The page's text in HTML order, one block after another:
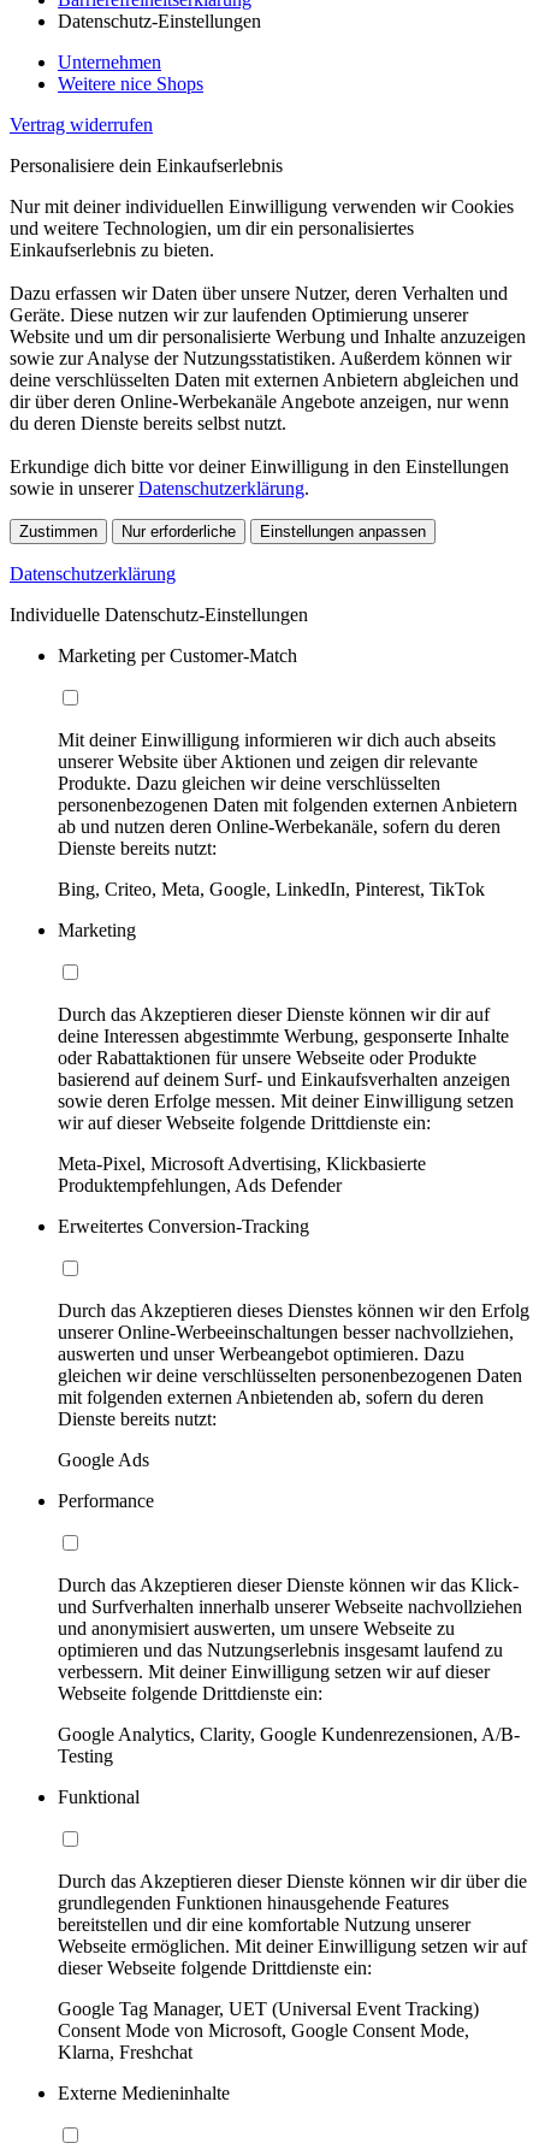
Datenschutz-Einstellungen
Unternehmen
Weitere nice Shops
Vertrag widerrufen
Personalisiere dein Einkaufserlebnis
Nur mit deiner individuellen Einwilligung verwenden wir Cookies
und weitere Technologien, um dir ein personalisiertes
Einkaufserlebnis zu bieten.
Dazu erfassen wir Daten über unsere Nutzer, deren Verhalten und
Geräte. Diese nutzen wir zur laufenden Optimierung unserer
Website und um dir personalisierte Werbung und Inhalte anzuzeigen
sowie zur Analyse der Nutzungsstatistiken. Außerdem können wir
deine verschlüsselten Daten mit externen Anbietern abgleichen und
dir über deren Online-Werbekanäle Angebote anzeigen, nur wenn
du deren Dienste bereits selbst nutzt.
Erkundige dich bitte vor deiner Einwilligung in den Einstellungen
sowie in unsererDatenschutzerklärung.
Zustimmen Nur erforderliche Einstellungen anpassen
Datenschutzerklärung
Individuelle Datenschutz-Einstellungen
Marketing per Customer-Match
Mit deiner Einwilligung informieren wir dich auch abseits
unserer Website über Aktionen und zeigen dir relevante
Produkte. Dazu gleichen wir deine verschlüsselten
personenbezogenen Daten mit folgenden externen Anbietern
ab und nutzen deren Online-Werbekanäle, sofern du deren
Dienste bereits nutzt:
Bing, Criteo, Meta, Google, LinkedIn, Pinterest, TikTok
Marketing
Durch das Akzeptieren dieser Dienste können wir dir auf
deine Interessen abgestimmte Werbung, gesponserte Inhalte
oder Rabattaktionen für unsere Webseite oder Produkte
basierend auf deinem Surf- und Einkaufsverhalten anzeigen
sowie deren Erfolge messen. Mit deiner Einwilligung setzen
wir auf dieser Webseite folgende Drittdienste ein:
Meta-Pixel, Microsoft Advertising, Klickbasierte
Produktempfehlungen, Ads Defender
Erweitertes Conversion-Tracking
Durch das Akzeptieren dieses Dienstes können wir den Erfolg
unserer Online-Werbeeinschaltungen besser nachvollziehen,
auswerten und unser Werbeangebot optimieren. Dazu
gleichen wir deine verschlüsselten personenbezogenen Daten
mit folgenden externen Anbietenden ab, sofern du deren
Dienste bereits nutzt:
Google Ads
Performance
Durch das Akzeptieren dieser Dienste können wir das Klick-
und Surfverhalten innerhalb unserer Webseite nachvollziehen
und anonymisiert auswerten, um unsere Webseite zu
optimieren und das Nutzungserlebnis insgesamt laufend zu
verbessern. Mit deiner Einwilligung setzen wir auf dieser
Webseite folgende Drittdienste ein:
Google Analytics, Clarity, Google Kundenrezensionen, A/B-
Testing
Funktional
Durch das Akzeptieren dieser Dienste können wir dir über die
grundlegenden Funktionen hinausgehende Features
bereitstellen und dir eine komfortable Nutzung unserer
Webseite ermöglichen. Mit deiner Einwilligung setzen wir auf
dieser Webseite folgende Drittdienste ein:
Google Tag Manager, UET (Universal Event Tracking)
Consent Mode von Microsoft, Google Consent Mode,
Klarna, Freshchat
Externe Medieninhalte